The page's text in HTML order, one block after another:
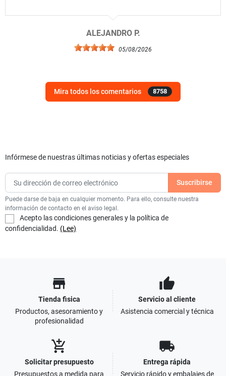
ALEJANDRO P.
05/08/2026
Mira todos los comentarios 8758
Infórmese de nuestras últimas noticias y ofertas especiales
Puede darse de baja en cualquier momento. Para ello, consulte nuestra
información de contacto en el aviso legal.
Acepto las condiciones generales y la política de
confidencialidad. (Lee)
store
Tienda fisica
Productos, asesoramiento y
profesionalidad
thumb_up
Servicio al cliente
Asistencia comercial y técnica
add_shopping_cart
Solicitar presupuesto
Presupuestos a medida para
local_shipping
Entrega rápida
Servicio rápido y embalajes de